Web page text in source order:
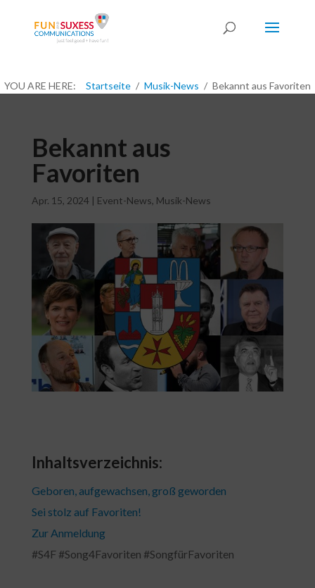
YOU ARE HERE: Startseite Musik-News Bekannt aus Favoriten
Bekannt aus
Favoriten
Apr. 15, 2024 | Event-News, Musik-News
Inhaltsverzeichnis:
Geboren, aufgewachsen, groß geworden
Sei stolz auf Favoriten!
Zur Anmeldung
#S4F #Song4Favoriten #SongfürFavoriten